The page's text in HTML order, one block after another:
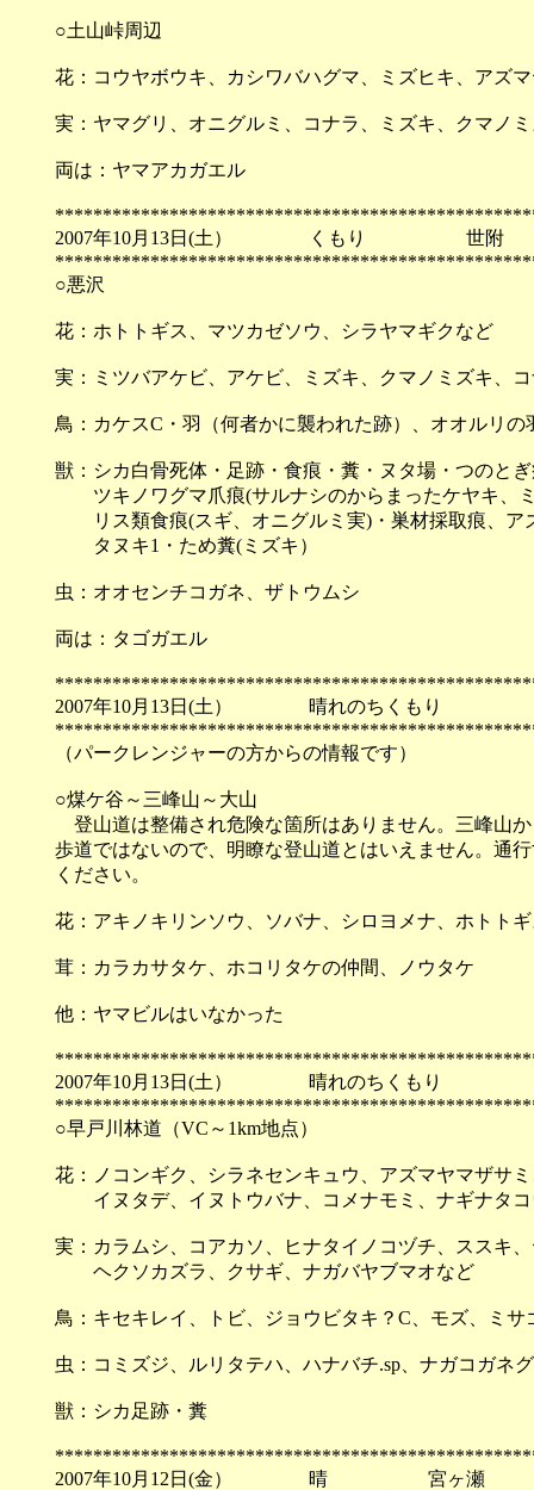
○土山峠周辺
花：コウヤボウキ、カシワバハグマ、ミズヒキ、アズ
実：ヤマグリ、オニグルミ、コナラ、ミズキ、クマノ
両は：ヤマアカガエル
2007年10月13日(土） くもり 世附
○悪沢
花：ホトトギス、マツカゼソウ、シラヤマギクなど
実：ミツバアケビ、アケビ、ミズキ、クマノミズキ、
鳥：カケスC・羽（何者かに襲われた跡）、オオルリの
獣：シカ白骨死体・足跡・食痕・糞・ヌタ場・つのと
ツキノワグマ爪痕(サルナシのからまったケヤキ、
リス類食痕(スギ、オニグルミ実)・巣材採取痕、ア
タヌキ1・ため糞(ミズキ）
虫：オオセンチコガネ、ザトウムシ
両は：タゴガエル
2007年10月13日(土） 晴れのちくもり
（パークレンジャーの方からの情報です）
○煤ケ谷～三峰山～大山
登山道は整備され危険な箇所はありません。三峰山
歩道ではないので、明瞭な登山道とはいえません。通
ください。
花：アキノキリンソウ、ソバナ、シロヨメナ、ホトト
茸：カラカサタケ、ホコリタケの仲間、ノウタケ
他：ヤマビルはいなかった
2007年10月13日(土） 晴れのちくもり
○早戸川林道（VC～1km地点）
花：ノコンギク、シラネセンキュウ、アズマヤマザサ
イヌタデ、イヌトウバナ、コメナモミ、ナギナタコ
実：カラムシ、コアカソ、ヒナタイノコヅチ、ススキ
ヘクソカズラ、クサギ、ナガバヤブマオなど
鳥：キセキレイ、トビ、ジョウビタキ？C、モズ、ミサ
虫：コミズジ、ルリタテハ、ハナバチ.sp、ナガコガネ
獣：シカ足跡・糞
2007年10月12日(金） 晴 宮ヶ瀬